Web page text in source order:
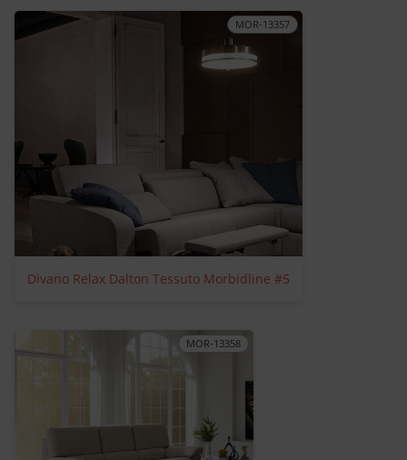
MOR-13357
Divano Relax Dalton Tessuto Morbidline #5
MOR-13358